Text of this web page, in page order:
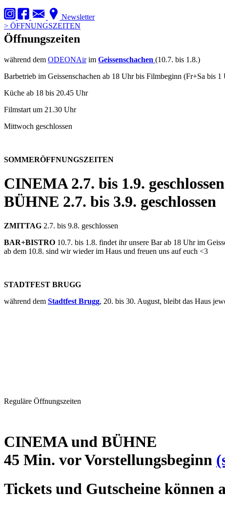
Newsletter
> ÖFFNUNGSZEITEN
Öffnungszeiten
während dem ODEONAirim Geissenschachen (10.7. bis 1.8.)
Barbetrieb im Geissenschachen ab 18 Uhr bis Filmbeginn (Fr+Sa bis 1
Küche ab 18 bis 20.45 Uhr
Filmstart um 21.30 Uhr
Mittwoch geschlossen
SOMMERÖFFNUNGSZEITEN
CINEMA2.7. bis 1.9. geschlossen
BÜHNE 2.7. bis 3.9. geschlossen
ZMITTAG 2.7. bis 9.8. geschlossen
BAR+BISTRO 10.7. bis 1.8. findet ihr unsere Bar ab 18 Uhr im
ab dem 10.8. sind wir wieder im Haus und freuen uns auf euch <3
STADTFEST BRUGG
während dem Stadtfest Brugg, 20. bis 30. August, bleibt das Haus
Reguläre Öffnungszeiten
CINEMA und BÜHNE
45 Min. vor Vorstellungsbeginn
Tickets und Gutscheine können